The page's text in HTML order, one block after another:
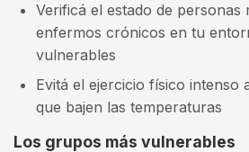
Verificá el estado de personas
enfermos crónicos en tu
vulnerables
Evitá el ejercicio físico intenso
que bajen las temperaturas
Los grupos más vulnerables